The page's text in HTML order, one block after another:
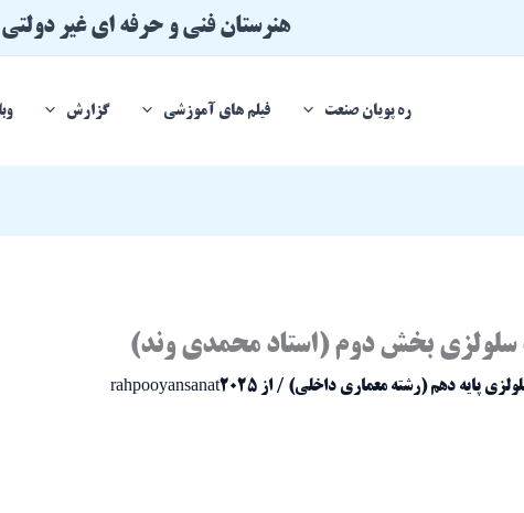
هنرستان فنی و حرفه ای غیر
ره پویان صنعت فیلم های آموزشی گزارش
سلولزی بخش دوم (استاد محمدی وند)
پایه دهم (رشته معماری داخلی) / از rahpooyansanat2025